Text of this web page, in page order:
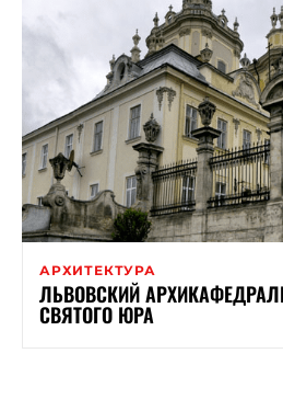
АРХИТЕКТУРА
ЛЬВОВСКИЙ
СВЯТОГО ЮРА